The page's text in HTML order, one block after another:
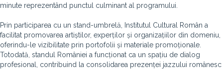
minute reprezentând punctul culminant al programului.
Prin participarea cu un stand-umbrelă, Institutul Cultural Român a
facilitat promovarea artiștilor, experților și organizațiilor din domeniu,
oferindu-le vizibilitate prin portofolii și materiale promoționale.
Totodată, standul României a funcționat ca un spațiu de dialog
profesional, contribuind la consolidarea prezenței jazzului românesc